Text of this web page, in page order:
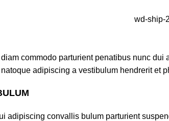
commodo parturient penatibus nunc
adipiscing a vestibulum hendrerit et
adipiscing convallis bulum parturient